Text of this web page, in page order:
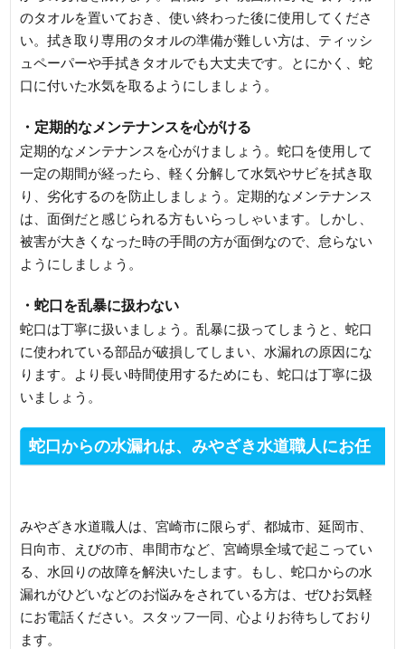
のタオルを置いておき、使い終わった後に使用してくださ
い。拭き取り専用のタオルの準備が難しい方は、ティッシ
ュペーパーや手拭きタオルでも大丈夫です。とにかく、蛇
口に付いた水気を取るようにしましょう。
・定期的なメンテナンスを心がける
定期的なメンテナンスを心がけましょう。蛇口を使用して
一定の期間が経ったら、軽く分解して水気やサビを拭き取
り、劣化するのを防止しましょう。定期的なメンテナンス
は、面倒だと感じられる方もいらっしゃいます。しかし、
被害が大きくなった時の手間の方が面倒なので、怠らない
ようにしましょう。
・蛇口を乱暴に扱わない
蛇口は丁寧に扱いましょう。乱暴に扱ってしまうと、蛇口
に使われている部品が破損してしまい、水漏れの原因にな
ります。より長い時間使用するためにも、蛇口は丁寧に扱
いましょう。
蛇口からの水漏れは、みやざき水道職人にお任
みやざき水道職人は、宮崎市に限らず、都城市、延岡市、
日向市、えびの市、串間市など、宮崎県全域で起こってい
る、水回りの故障を解決いたします。もし、蛇口からの水
漏れがひどいなどのお悩みをされている方は、ぜひお気軽
にお電話ください。スタッフ一同、心よりお待ちしており
ます。